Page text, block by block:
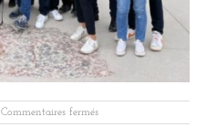
Commentaires ferméssur
Hexaom